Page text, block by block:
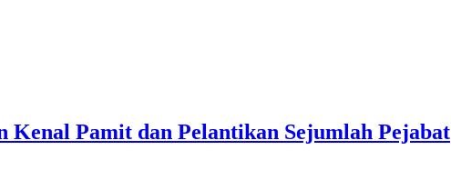
Pamit dan Pelantikan Sejumlah Pejabat